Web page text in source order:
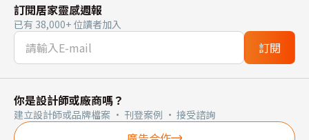
訂閱居家靈感週報
已有 38,000+ 位讀者加入
訂閱
你是設計師或廠商嗎？
建立設計師或品牌檔案 · 刊登案例 · 接受諮詢